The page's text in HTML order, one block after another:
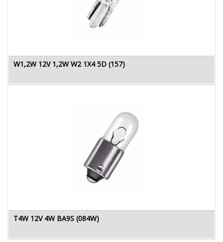
W1,2W 12V 1,2W W2 1X4 5D (157)
T4W 12V 4W BA9S (084W)